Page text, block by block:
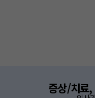
증상/치료,